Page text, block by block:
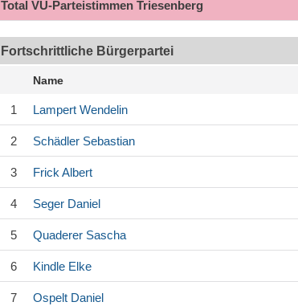
Total VU-Parteistimmen Triesenberg
Fortschrittliche Bürgerpartei
Name
1 Lampert Wendelin
2 Schädler Sebastian
3 Frick Albert
4 Seger Daniel
5 Quaderer Sascha
6 Kindle Elke
7 Ospelt Daniel